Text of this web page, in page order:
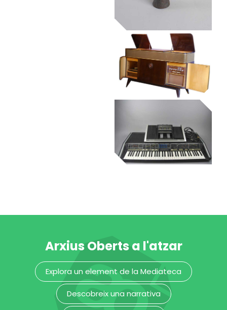
danso
Museu de la Música de Barcelona
tocadiscs
Museu de la Música de Barcelona
Museu de la Música de Barcelona
Arxius Oberts a l'atzar
Explora un element de la Mediateca
Descobreix una narrativa